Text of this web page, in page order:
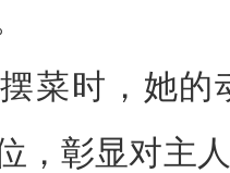
菜时，她的
，彰显对主